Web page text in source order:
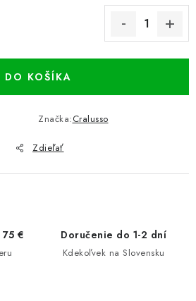
DO KOŠÍKA
Značka:Cralusso
Zdieľať
€ Doručenie do 1-2 dní
Kdekoľvek na Slovensku